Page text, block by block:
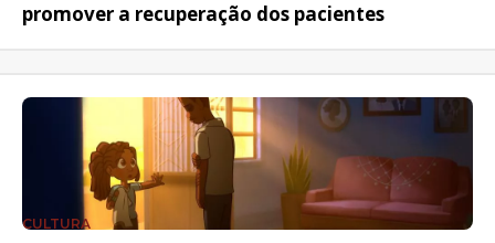
promover a recuperação dos pacientes
CULTURA